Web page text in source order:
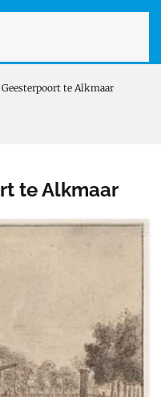
Geesterpoort te Alkmaar
te Alkmaar